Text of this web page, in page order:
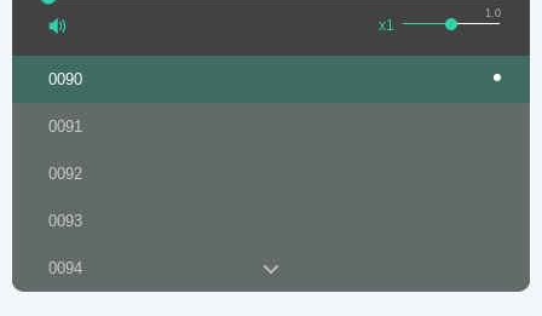
1.0
x1
0090
0091
0092
0093
0094